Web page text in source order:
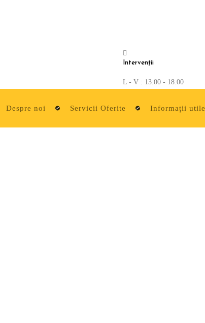
Intervenții
L - V : 13:00 - 18:00
Despre noi Servicii Oferite Informații utile